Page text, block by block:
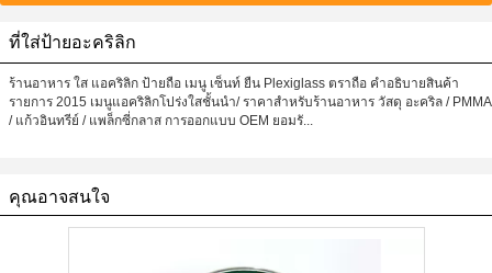
ที่ใส่ป้ายอะคริลิก
ร้านอาหาร ใส แอคริลิก ป้ายถือ เมนู เซ็นท์ ยืน Plexiglass ตราถือ คําอธิบายสินค้า
รายการ 2015 เมนูแอคริลิกโปร่งใสชั้นนํา/ ราคาสําหรับร้านอาหาร วัสดุ อะคริล / PMMA
/ แก้วอินทรีย์ / แพล็กซี่กลาส การออกแบบ OEM ยอมรั...
คุณอาจสนใจ